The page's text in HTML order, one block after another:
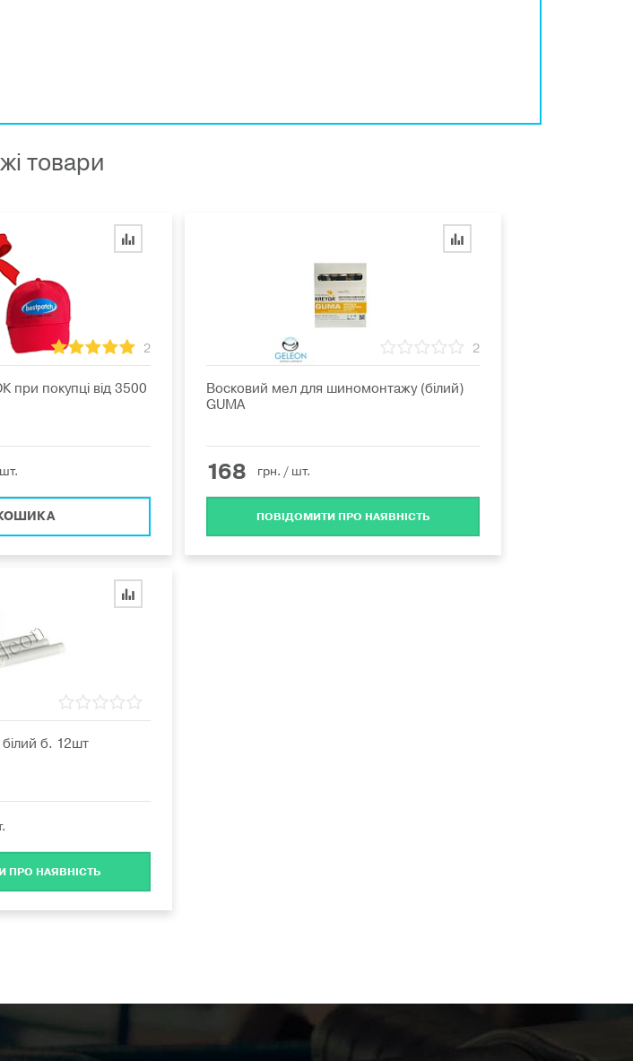
товари
2
покупці від 3500
2
Восковий мел для шиномонтажу (білий)
GUMA
168 грн. / шт.
ПОВІДОМИТИ ПРО НАЯВНІСТЬ
б. 12шт
ПРО НАЯВНІСТЬ